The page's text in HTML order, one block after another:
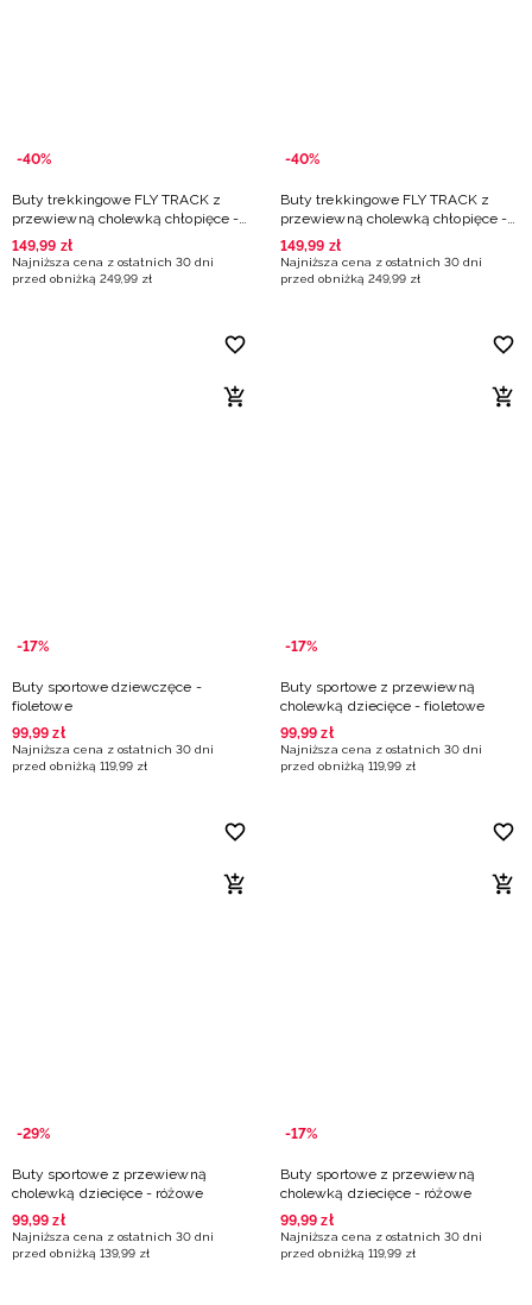
-40%
Buty trekkingowe FLY TRACK z
przewiewną cholewką chłopięce -
granatowe
149,99 zł
Najniższa cena z ostatnich 30 dni
przed obniżką 249,99 zł
-40%
Buty trekkingowe FLY TRACK z
przewiewną cholewką chłopięce -
białe
149,99 zł
Najniższa cena z ostatnich 30 dni
przed obniżką 249,99 zł
-17%
Buty sportowe dziewczęce -
fioletowe
99,99 zł
Najniższa cena z ostatnich 30 dni
przed obniżką 119,99 zł
-17%
Buty sportowe z przewiewną
cholewką dziecięce - fioletowe
99,99 zł
Najniższa cena z ostatnich 30 dni
przed obniżką 119,99 zł
-29%
Buty sportowe z przewiewną
cholewką dziecięce - różowe
99,99 zł
Najniższa cena z ostatnich 30 dni
przed obniżką 139,99 zł
-17%
Buty sportowe z przewiewną
cholewką dziecięce - różowe
99,99 zł
Najniższa cena z ostatnich 30 dni
przed obniżką 119,99 zł